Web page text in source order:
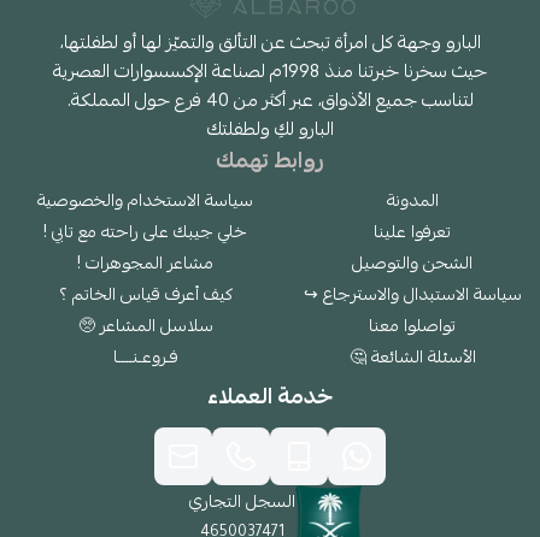
البارو وجهة كل امرأة تبحث عن التألق والتميّز لها أو لطفلتها،
حيث سخرنا خبرتنا منذ 1998م لصناعة الإكسسوارات العصرية
لتناسب جميع الأذواق، عبر أكثر من 40 فرع حول المملكة.
البارو لكِ ولطفلتك
روابط تهمك
المدونة
تعرفوا علينا
الشحن والتوصيل
سياسة الاستبدال والاسترجاع ↪
تواصلوا معنا
الأسئلة الشائعة 🤔
سياسة الاستخدام والخصوصية
خلي جيبك على راحته مع تابي !
مشاعر المجوهرات !
كيف أعرف قياس الخاتم ؟
سلاسل المشاعر 🥺
فـروعـنــــا
خدمة العملاء
السجل التجاري
4650037471